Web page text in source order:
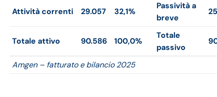
Attività correnti 29.057 32,1%
Passività a
breve
Totale attivo 90.586 100,0%
Totale
passivo
Amgen – fatturato e bilancio 2025